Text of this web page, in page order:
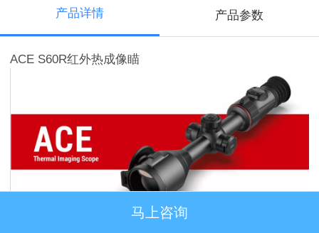
产品详情 产品参数
ACE S60R红外热成像瞄
马上咨询